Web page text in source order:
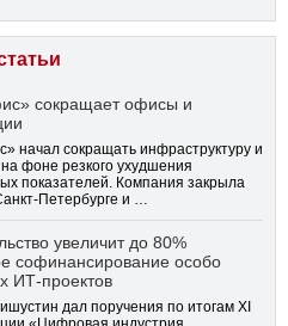
сокращает офисы и
начал сокращать инфраструктуру и
фоне резкого ухудшения
показателей. Компания закрыла
Петербурге и …
увеличит до 80%
софинансирование особо
ИТ-проектов
дал поручения по итогам XI